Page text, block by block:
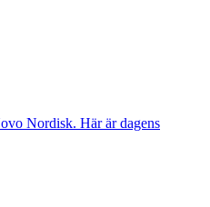
Nordisk. Här är dagens